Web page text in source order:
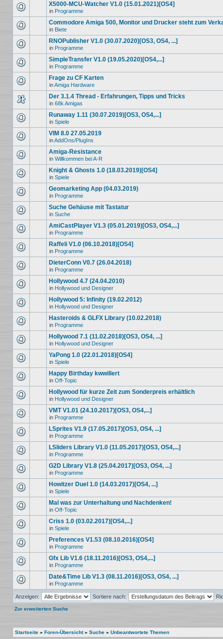
X5000-MCU-Watcher V1.0 (15.01.2021)[OS4]
in Programme
Commodore Amiga 500, Monitor und Drucker steht zum
in Biete
RNOPublisher V1.0 (30.07.2020)[OS3, OS4, ...]
in Programme
SimpleTransfer V1.0 (19.05.2020)[OS4,...]
in Programme
Frage zu CF Karten
inAmiga Hardware
Der 3.1.4 Thread - Erfahrungen, Tipps und Tricks
in 68k Amigas
Runaway 1.11 (30.07.2019)[OS3, OS4,...]
in Spiele
VIM 8.0 27.05.2019
inAddOns/PlugIns
Amiga-Resistance
in Willkommen bei A-R
Knight & Ghosts 1.0 (18.03.2019)[OS4]
in Spiele
Geomarketing App (04.03.2019)
in Programme
Suche Gehäuse mit Tastatur
in Suche
AmiCastPlayer V1.3 (05.01.2019)[OS3, OS4,...]
in Programme
Raffeli V1.0 (06.10.2018)[OS4]
in Programme
DieterConn V0.7 (26.04.2018)
in Programme
Hollywood 4.7 (24.04.2010)
in Hollywood und Designer
Hollywood 5: Infinity (19.02.2012)
in Hollywood und Designer
Hasteroids & GLFX Library (10.02.2018)
in Programme
Hollywood 7.1 (11.02.2018)[OS3, OS4, ...]
in Hollywood und Designer
YaPong 1.0 (22.01.2018)[OS4]
in Spiele
Happy Birthday kwwillert
in Off-Topic
Hollywood für kurze Zeit zum Sonderpreis erhältlich
in Hollywood und Designer
VMT V1.01 (24.10.2017)[OS3, OS4,...]
in Programme
LSprites V1.9 (17.05.2017)[OS3, OS4, ...]
in Programme
LSliders Library V1.0 (11.05.2017)[OS3, OS4,...]
in Programme
G2D Library V1.8 (25.04.2017)[OS3, OS4, ...]
in Programme
Howitzer Duel 1.0 (14.03.2017)[OS4, ...]
in Spiele
Mal was zur Unterhaltung und Nachdenken!
in Off-Topic
Criss 1.0 (03.02.2017)[OS4,...]
in Spiele
Preferences V1.53 (08.10.2016)[OS4]
in Programme
Gfx Lib V1.6 (18.11.2016)[OS3, OS4,...]
in Programme
Date&Time Lib V1.3 (08.11.2016)[OS3, OS4, ...]
in Programme
Anzeigen: Sortiere nach:
Zur erweiterten Suche
Startseite » Foren-Übersicht» Suche » Unbeantwortete Themen